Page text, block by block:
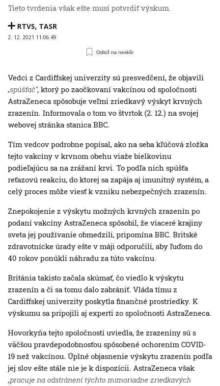
Tieto tvrdenia však ešte musí potvrdiť výskum.
RTVS, TASR
2. 12. 2021 11:06:49
Odlož na neskôr
Vedci z Cardiffskej univerzity sú presvedčení, že objavili
„spúšťač“, ktorý po zaočkovaní vakcínou od spoločnosti
AstraZeneca spôsobuje veľmi zriedkavý výskyt krvných
zrazenín. Informovala o tom vo štvrtok (2. 12.) na svojej
webovej stránka stanica BBC.
Tím vedcov podrobne popísal, ako na seba kľúčová zložka
tejto vakcíny v krvnom obehu viaže bielkovinu
podieľajúcu sa na zrážaní krvi. To podľa nich spúšťa
reťazovú reakciu, do ktorej sa zapája aj imunitný systém, a
celý proces môže viesť k vzniku nebezpečných zrazenín.
Znepokojenie z výskytu možných krvných zrazenín po
podaní vakcíny AstraZeneca spôsobil, že viaceré krajiny
sveta jej používanie obmedzili, pripomína BBC. Britské
zdravotnícke úrady ešte v máji odporučili, aby ľuďom do
40 rokov ponúkli náhradu za túto vakcínu.
Británia takisto začala skúmať, čo viedlo k výskytu
zrazenín a či sa tomu dalo zabrániť. Vláda tímu z
Cardiffskej univerzity poskytla finančné prostriedky. K
výskumu sa pripojili aj experti zo spoločnosti AstraZeneca.
Hovorkyňa tejto spoločnosti uviedla, že zrazeniny sú s
väčšou pravdepodobnosťou spôsobené ochorením COVID-
19 než vakcínou. Úplné objasnenie výskytu zrazenín podľa
jej slov ešte stále nie je k dispozícii. AstraZeneca však
„pracuje na odstránení týchto mimoriadne zriedkavých